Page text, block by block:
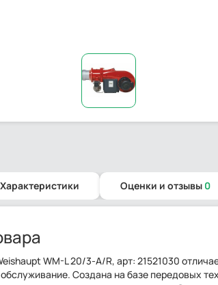
Характеристики Оценки и отзывы 0
WM-L 20/3-A/R, арт: 21521030
Создана на базе передовых